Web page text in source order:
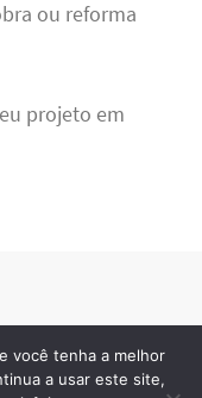
ou reforma
projeto em
você tenha a melhor
a usar este site,